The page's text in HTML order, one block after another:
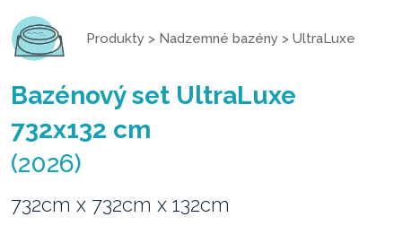
Produkty > Nadzemné bazény > UltraLuxe
Bazénový set UltraLuxe
732x132 cm
(2026)
732cm x 732cm x 132cm